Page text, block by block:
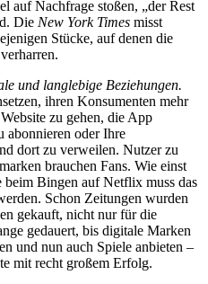
auf Nachfrage stoßen, „der Rest
Die New York Times misst
Stücke, auf denen die
und langlebige Beziehungen.
ihren Konsumenten mehr
zu gehen, die App
abonnieren oder Ihre
dort zu verweilen. Nutzer zu
brauchen Fans. Wie einst
beim Bingen auf Netflix muss das
Schon Zeitungen wurden
gekauft, nicht nur für die
gedauert, bis digitale Marken
und nun auch Spiele anbieten –
mit recht großem Erfolg.